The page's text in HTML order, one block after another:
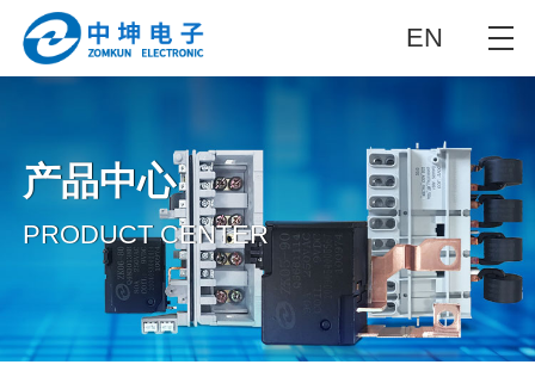
EN
产品中心
PRODUCT CENTER